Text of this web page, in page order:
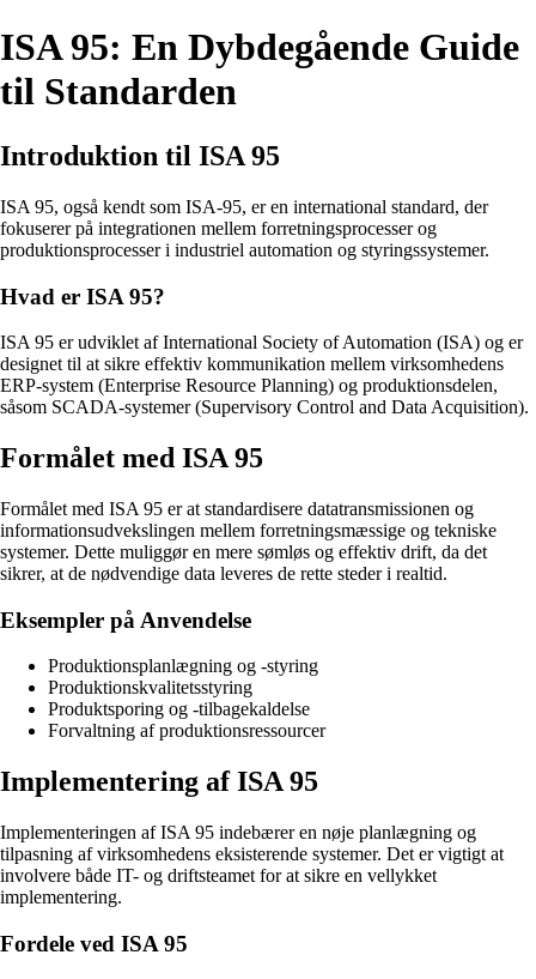
ISA 95: En Dybdegående Guide
til Standarden
Introduktion til ISA 95
ISA 95, også kendt som ISA-95, er en international standard, der
fokuserer på integrationen mellem forretningsprocesser og
produktionsprocesser i industriel automation og styringssystemer.
Hvad er ISA 95?
ISA 95 er udviklet af International Society of Automation (ISA) og er
designet til at sikre effektiv kommunikation mellem virksomhedens
ERP-system (Enterprise Resource Planning) og produktionsdelen,
såsom SCADA-systemer (Supervisory Control and Data Acquisition).
Formålet med ISA 95
Formålet med ISA 95 er at standardisere datatransmissionen og
informationsudvekslingen mellem forretningsmæssige og tekniske
systemer. Dette muliggør en mere sømløs og effektiv drift, da det
sikrer, at de nødvendige data leveres de rette steder i realtid.
Eksempler på Anvendelse
Produktionsplanlægning og -styring
Produktionskvalitetsstyring
Produktsporing og -tilbagekaldelse
Forvaltning af produktionsressourcer
Implementering af ISA 95
Implementeringen af ISA 95 indebærer en nøje planlægning og
tilpasning af virksomhedens eksisterende systemer. Det er vigtigt at
involvere både IT- og driftsteamet for at sikre en vellykket
implementering.
Fordele ved ISA 95